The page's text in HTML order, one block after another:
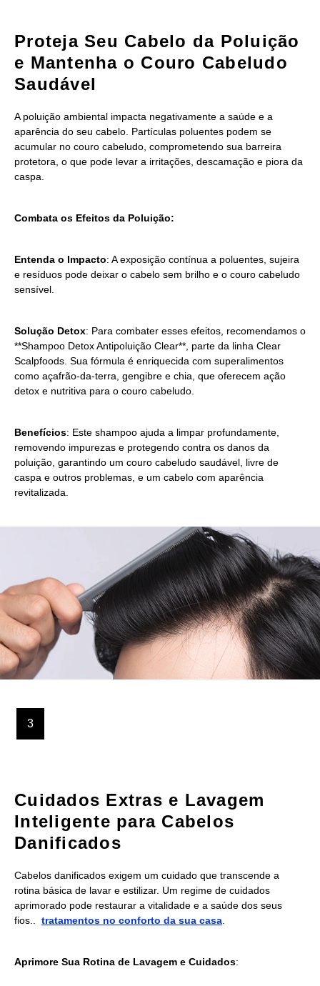
Proteja Seu Cabelo da Poluição
e Mantenha o Couro Cabeludo
Saudável
A poluição ambiental impacta negativamente a saúde e a
aparência do seu cabelo. Partículas poluentes podem se
acumular no couro cabeludo, comprometendo sua barreira
protetora, o que pode levar a irritações, descamação e piora da
caspa.
Combata os Efeitos da Poluição:
Entenda o Impacto: A exposição contínua a poluentes, sujeira
e resíduos pode deixar o cabelo sem brilho e o couro cabeludo
sensível.
Solução Detox: Para combater esses efeitos, recomendamos o
**Shampoo Detox Antipoluição Clear**, parte da linha Clear
Scalpfoods. Sua fórmula é enriquecida com superalimentos
como açafrão-da-terra, gengibre e chia, que oferecem ação
detox e nutritiva para o couro cabeludo.
Benefícios: Este shampoo ajuda a limpar profundamente,
removendo impurezas e protegendo contra os danos da
poluição, garantindo um couro cabeludo saudável, livre de
caspa e outros problemas, e um cabelo com aparência
revitalizada.
3
Cuidados Extras e Lavagem
Inteligente para Cabelos
Danificados
Cabelos danificados exigem um cuidado que transcende a
rotina básica de lavar e estilizar. Um regime de cuidados
aprimorado pode restaurar a vitalidade e a saúde dos seus
fios.. tratamentos no conforto da sua casa
Aprimore Sua Rotina de Lavagem e Cuidados: